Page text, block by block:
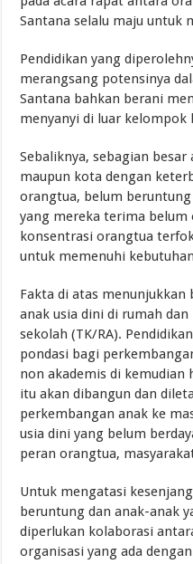
Santana selalu maju untuk
Pendidikan yang
merangsang potensinya
Santana bahkan berani
menyanyi di luar kelompok
Sebaliknya, sebagian
maupun kota dengan
orangtua, belum
yang mereka terima belum
konsentrasi orangtua
untuk memenuhi
Fakta di atas
anak usia dini di rumah
sekolah (TK/RA).
pondasi bagi
non akademis di kemudian
itu akan dibangun dan
perkembangan anak ke
usia dini yang belum
peran orangtua,
Untuk mengatasi
beruntung dan anak-anak
diperlukan kolaborasi
organisasi yang ada